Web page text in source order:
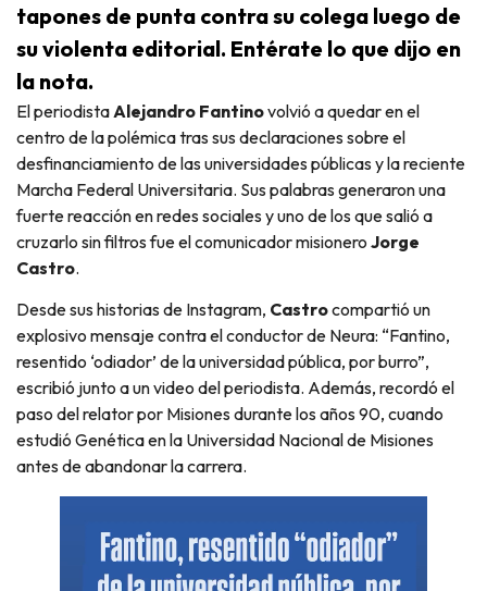
tapones de punta contra su colega luego de
su violenta editorial. Entérate lo que dijo en
la nota.
El periodista Alejandro Fantinovolvió a quedar en el
centro de la polémica tras sus declaraciones sobre el
desfinanciamiento de las universidades públicas y la reciente
Marcha Federal Universitaria. Sus palabras generaron una
fuerte reacción en redes sociales y uno de los que salió a
cruzarlo sin filtros fue el comunicador misionero Jorge
Castro.
Desde sus historias de Instagram, Castrocompartió un
explosivo mensaje contra el conductor de Neura: “Fantino,
resentido ‘odiador’ de la universidad pública, por burro”,
escribió junto a un video del periodista. Además, recordó el
paso del relator por Misiones durante los años 90, cuando
estudió Genética en la Universidad Nacional de Misiones
antes de abandonar la carrera.